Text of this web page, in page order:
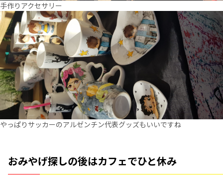
手作りアクセサリー
やっぱりサッカーのアルゼンチン代表グッズもいいですね
おみやげ探しの後はカフェでひと休み